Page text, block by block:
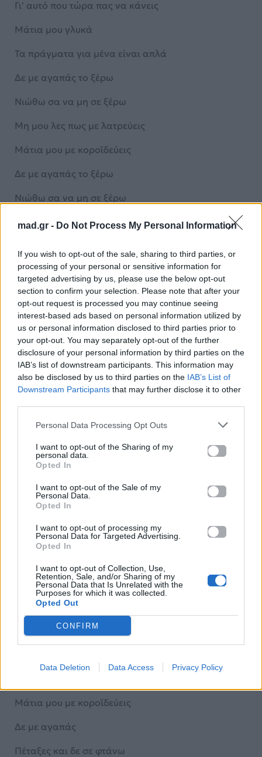
mad.gr - Do Not Process My Personal Information
If you wish to opt-out of the sale, sharing to third parties, or
processing of your personal or sensitive information for
targeted advertising by us, please use the below opt-out
section to confirm your selection. Please note that after your
opt-out request is processed you may continue seeing
interest-based ads based on personal information utilized by
us or personal information disclosed to third parties prior to
your opt-out. You may separately opt-out of the further
disclosure of your personal information by third parties on the
IAB’s list of downstream participants. This information may
also be disclosed by us to third parties on the IAB’s List of
Downstream Participants that may further disclose it to other
Personal Data Processing Opt Outs
I want to opt-out of the Sharing of my
personal data.
Opted In
I want to opt-out of the Sale of my
Personal Data.
Opted In
I want to opt-out of processing my
Personal Data for Targeted Advertising.
Opted In
I want to opt-out of Collection, Use,
Retention, Sale, and/or Sharing of my
Personal Data that Is Unrelated with the
Purposes for which it was collected.
Opted Out
CONFIRM
Data Deletion Data Access Privacy Policy
Γι' αυτό που τώρα πας να κάνεις
Μάτια μου γλυκά
Τα πράγματα για μένα είναι απλά
Δε με αγαπάς το ξέρω
Νιώθω σα να μη σε ξέρω
Μη μου λες πως με λατρεύεις
Μάτια μου με κοροϊδεύεις
Δε με αγαπάς το ξέρω
Νιώθω σα να μη σε ξέρω
Μη μου λες πως με λατρεύεις
Δε με αγαπάς
Πέταξες και δε σε φτάνω
Τώρα ό,τι και να κάνω
Δε με αγαπάς
Δε με αγαπάς
Το ξέρω η φλόγα έχει σβήσει
Μα δεν θες να με συντρίψεις
Τώρα είναι αργά
Τα φώτα της καρδιάς σου είναι κλειστά
Δε με αγαπάς το ξέρω
Μη μου λες πως με λατρεύεις
Μάτια μου με κοροϊδεύεις
Δε με αγαπάς το ξέρω
Μάτια μου με κοροϊδεύεις
Δε με αγαπάς
Πέταξες και δε σε φτάνω